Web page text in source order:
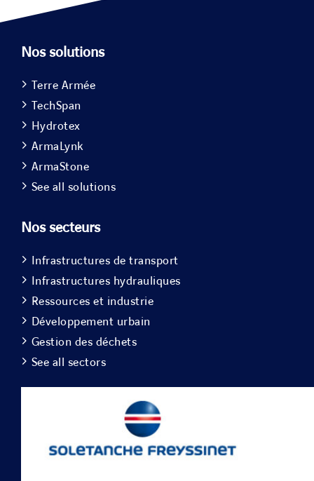
Nos solutions
Terre Armée
TechSpan
Hydrotex
ArmaLynk
ArmaStone
See all solutions
Nos secteurs
Infrastructures de transport
Infrastructures hydrauliques
Ressources et industrie
Développement urbain
Gestion des déchets
See all sectors